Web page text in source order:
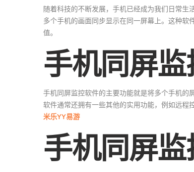
随着科技的不断发展，手机已经成为我们日常
多个手机的画面同步显示在同一屏幕上。这种
值。
手机同屏
手机同屏监控软件的主要功能就是将多个手机的
软件通常还拥有一些其他的实用功能，例如远程
米乐YY易游
手机同屏